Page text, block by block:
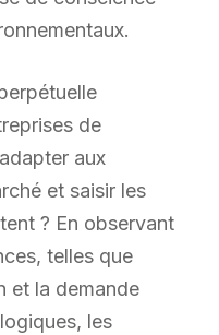
de
aux
et saisir les
? En observant
telles que
et la demande
les